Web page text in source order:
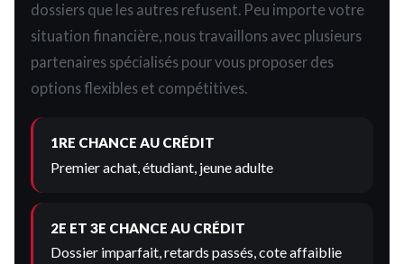
dossiers que les autres refusent. Peu importe votre
situation financière, nous travaillons avec plusieurs
partenaires spécialisés pour vous proposer des
options flexibles et compétitives.
1RE CHANCE AU CRÉDIT
Premier achat, étudiant, jeune adulte
2E ET 3E CHANCE AU CRÉDIT
Dossier imparfait, retards passés, cote affaiblie